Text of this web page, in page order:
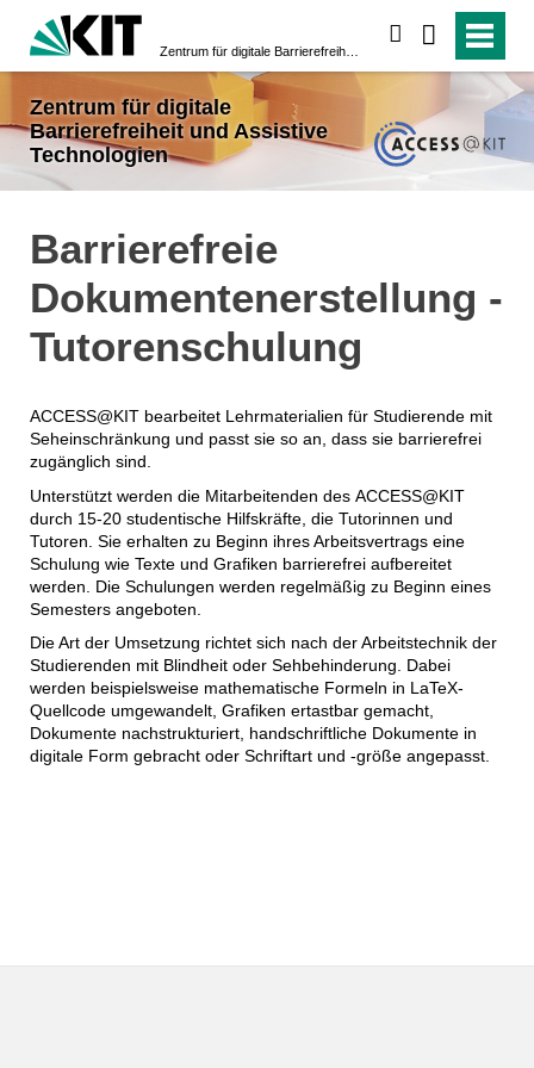
Zentrum für digitale
Barrierefreiheit und Assistive
Technologien
Barrierefreie
Dokumentenerstellung -
Tutorenschulung
ACCESS@KIT bearbeitet Lehrmaterialien für Studierende mit
Seheinschränkung und passt sie so an, dass sie barrierefrei
zugänglich sind.
Unterstützt werden die Mitarbeitenden des ACCESS@KIT
durch 15-20 studentische Hilfskräfte, die Tutorinnen und
Tutoren. Sie erhalten zu Beginn ihres Arbeitsvertrags eine
Schulung wie Texte und Grafiken barrierefrei aufbereitet
werden. Die Schulungen werden regelmäßig zu Beginn eines
Semesters angeboten.
Die Art der Umsetzung richtet sich nach der Arbeitstechnik der
Studierenden mit Blindheit oder Sehbehinderung. Dabei
werden beispielsweise mathematische Formeln in LaTeX-
Quellcode umgewandelt, Grafiken ertastbar gemacht,
Dokumente nachstrukturiert, handschriftliche Dokumente in
digitale Form gebracht oder Schriftart und -größe angepasst.